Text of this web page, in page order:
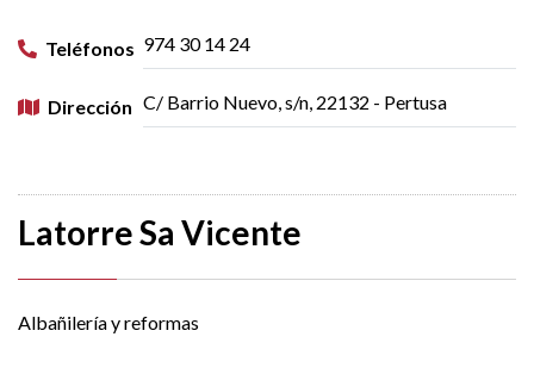
Teléfonos 974 30 14 24
Dirección C/ Barrio Nuevo, s/n, 22132 - Pertusa
Latorre Sa Vicente
Albañilería y reformas